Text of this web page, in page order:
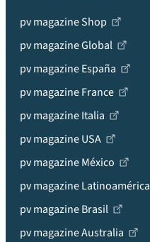
pv magazine Shop
pv magazine Global
pv magazine España
pv magazine France
pv magazine Italia
pv magazine USA
pv magazine México
pv magazine Latinoamérica
pv magazine Brasil
pv magazine Australia